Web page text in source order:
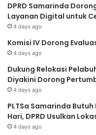
DPRD Samarinda
Layanan Digital untuk
4 days ago
Komisi IV Dorong
4 days ago
Dukung Relokasi
Diyakini Dorong
4 days ago
PLTSa Samarinda
Hari, DPRD Usulkan
4 days ago